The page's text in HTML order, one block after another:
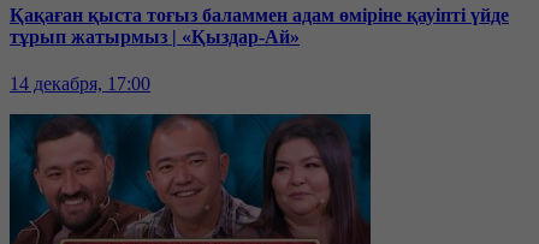
Қақаған қыста тоғыз баламмен адам өміріне қауіпті үйде
тұрып жатырмыз | «Қыздар-Ай»
14 декабря, 17:00